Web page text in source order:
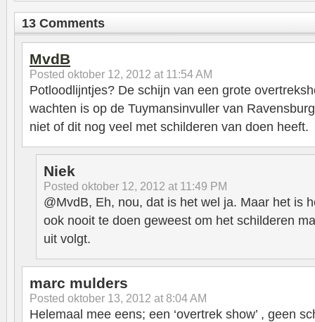
13 Comments
MvdB
Posted oktober 12, 2012 at 11:54 AM
Potloodlijntjes? De schijn van een grote
wachten is op de Tuymansinvuller van
niet of dit nog veel met schilderen van doen heeft.
Niek
Posted oktober 12, 2012 at 11:49 PM
@MvdB, Eh, nou, dat is het wel ja. Maar het is
ook nooit te doen geweest om het schilderen
uit volgt.
marc mulders
Posted oktober 13, 2012 at 8:04 AM
Helemaal mee eens; een ‘overtrek show’ , geen